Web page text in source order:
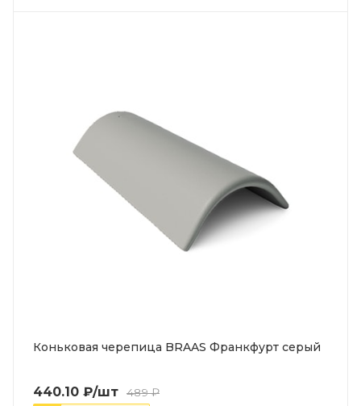
Коньковая черепица BRAAS Франкфурт серый
440.10 ₽/шт 489₽